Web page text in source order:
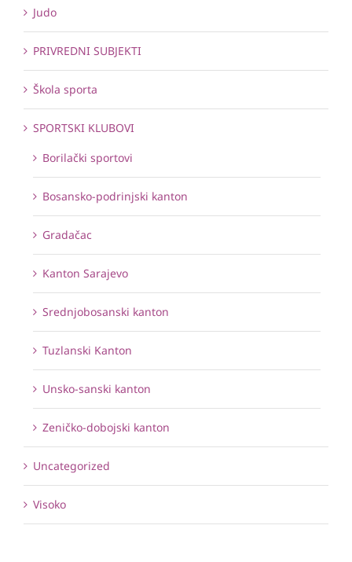
Judo
PRIVREDNI SUBJEKTI
Škola sporta
SPORTSKI KLUBOVI
Borilački sportovi
Bosansko-podrinjski kanton
Gradačac
Kanton Sarajevo
Srednjobosanski kanton
Tuzlanski Kanton
Unsko-sanski kanton
Zeničko-dobojski kanton
Uncategorized
Visoko